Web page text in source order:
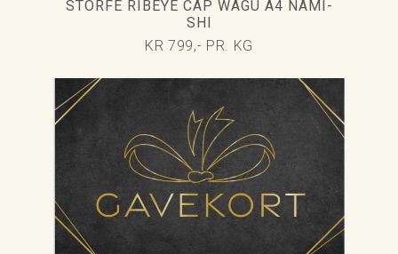
STORFE RIBEYE CAP WAGU A4 NAMI-
SHI
KR 799,- PR. KG